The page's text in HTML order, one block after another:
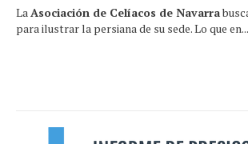
LaAsociación de Celíacos de Navarra
para ilustrar la persiana de su sede. Lo que en...